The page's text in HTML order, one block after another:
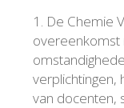
1. De Chemie
overeenkomst
verplichtingen,
van docenten,